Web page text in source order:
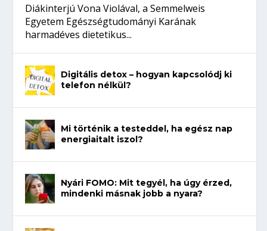
Diákinterjú Vona Violával, a Semmelweis
Egyetem Egészségtudományi Karának
harmadéves dietetikus...
Digitális detox – hogyan kapcsolódj ki
telefon nélkül?
Mi történik a testeddel, ha egész nap
energiaitalt iszol?
Nyári FOMO: Mit tegyél, ha úgy érzed,
mindenki másnak jobb a nyara?